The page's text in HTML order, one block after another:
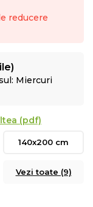
reducere
Miercuri
(pdf)
140x200 cm
Vezi toate (9)